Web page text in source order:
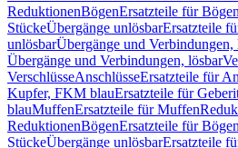
ReduktionenBögenErsatzteile für Bögen
StückeÜbergänge unlösbarErsatzteile
unlösbarÜbergänge und Verbindungen,
Übergänge und Verbindungen, lösbar
VerschlüsseAnschlüsseErsatzteile für
Kupfer, FKM blauErsatzteile für
blauMuffenErsatzteile für Muffen
ReduktionenBögenErsatzteile für Bögen
StückeÜbergänge unlösbarErsatzteile